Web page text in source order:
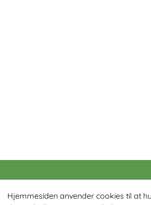
Hjemmesiden anvender cookies til at
Populære produkter